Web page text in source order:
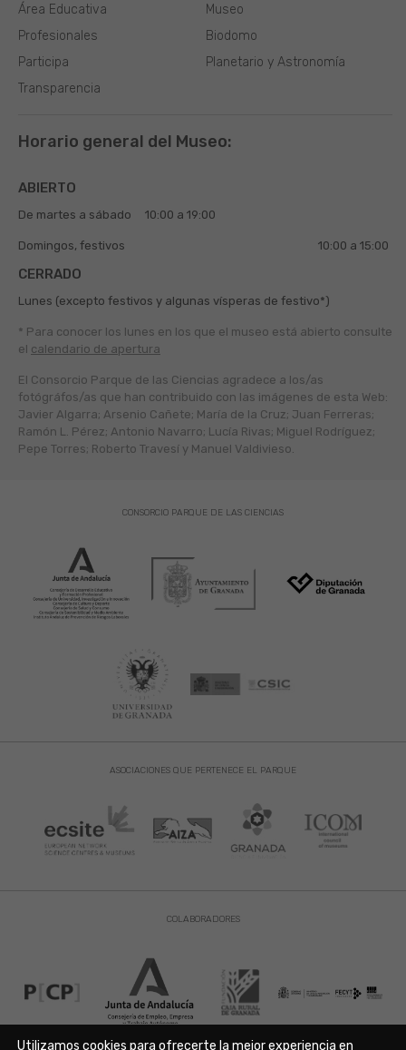
Museo
Biodomo
Planetario y Astronomía
Área Educativa
Profesionales
Participa
Transparencia
Horario general del Museo:
ABIERTO
De martes a sábado 10:00 a 19:00
Domingos, festivos 10:00 a 15:00
CERRADO
Lunes (excepto festivos y algunas vísperas de festivo*)
* Para conocer los lunes en los que el museo está abierto consulte
el calendario de apertura
El Consorcio Parque de las Ciencias agradece a los/as
fotógráfos/as que han contribuido con las imágenes de esta Web:
Javier Algarra; Arsenio Cañete; María de la Cruz; Juan Ferreras;
Ramón L. Pérez; Antonio Navarro; Lucía Rivas; Miguel Rodríguez;
Pepe Torres; Roberto Travesí y Manuel Valdivieso.
ASOCIACIONES QUE PERTENECE EL PARQUE
CONSORCIO PARQUE DE LAS CIENCIAS
COLABORADORES
Utilizamos cookies para ofrecerte la mejor experiencia en